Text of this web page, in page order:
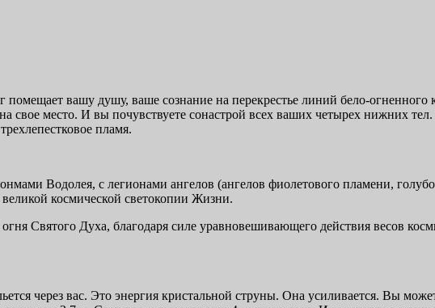
помещает вашу душу, ваше сознание на перекрестье линий бело-
свое место. И вы почувствуете сонастрой всех ваших четырех нижних
пламя.
Водолея, с легионами ангелов (ангелов фиолетового пламени,
космической светокопии Жизни.
Святого Духа, благодаря силе уравновешивающего действия весов
через вас. Это энергия кристальной струны. Она усиливается. Вы